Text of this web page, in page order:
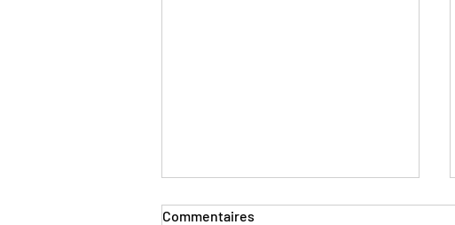
Commentaires